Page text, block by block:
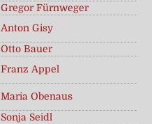
Gregor Fürnweger
Anton Gisy
Otto Bauer
Franz Appel
Maria Obenaus
Sonja Seidl